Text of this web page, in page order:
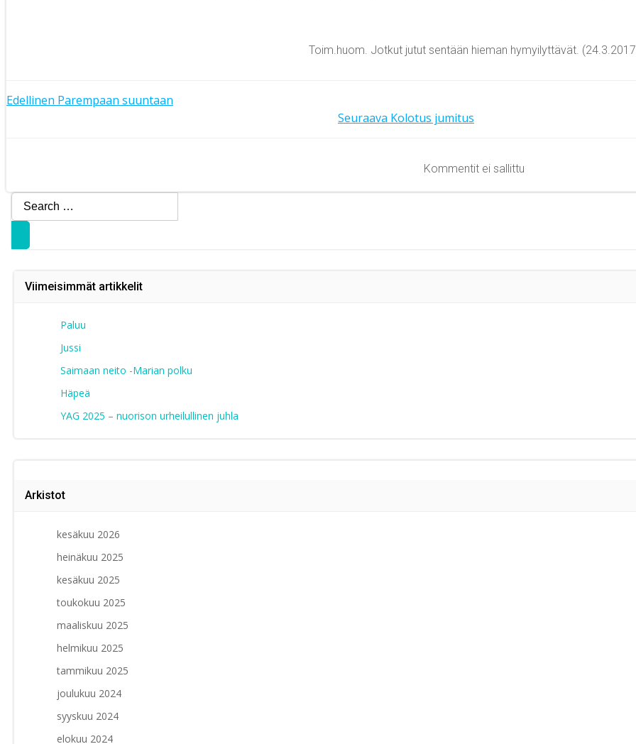
Toim.huom. Jotkut jutut sentään hieman hymyilyttävät.
Artikkelien
Edellinen Parempaan suuntaan
Seuraava Kolotus jumitus
Kommentit ei sallittu
Search
for:
Viimeisimmät artikkelit
Paluu
Jussi
Saimaan neito -Marian polku
Häpeä
YAG 2025 – nuorison urheilullinen juhla
Arkistot
kesäkuu 2026
heinäkuu 2025
kesäkuu 2025
toukokuu 2025
maaliskuu 2025
helmikuu 2025
tammikuu 2025
joulukuu 2024
syyskuu 2024
elokuu 2024